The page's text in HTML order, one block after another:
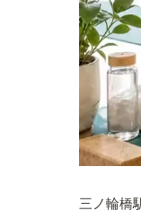
三ノ輪橋